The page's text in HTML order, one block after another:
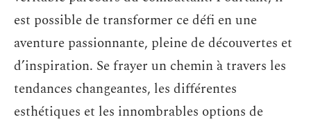
est possible de transformer ce défi en une
aventure passionnante, pleine de découvertes et
d’inspiration. Se frayer un chemin à travers les
tendances changeantes, les différentes
esthétiques et les innombrables options de